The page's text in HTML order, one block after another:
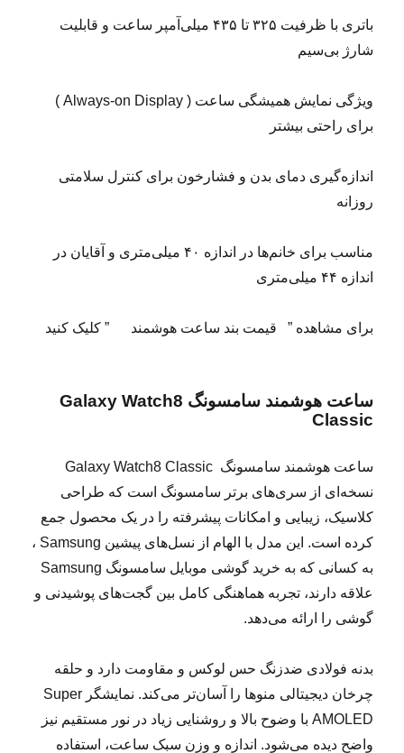
باتری با ظرفیت ۳۲۵ تا ۴۳۵ میلی‌آمپر ساعت و قابلیت
شارژ بی‌سیم
ویژگی نمایش همیشگی ساعت ( Always-on Display )
برای راحتی بیشتر
اندازه‌گیری دمای بدن و فشارخون برای کنترل سلامتی
روزانه
مناسب برای خانم‌ها در اندازه ۴۰ میلی‌متری و آقایان در
اندازه ۴۴ میلی‌متری
برای مشاهده ” قیمت بند ساعت هوشمند ” کلیک کنید
ساعت هوشمند سامسونگ Galaxy Watch8
Classic
ساعت هوشمند سامسونگ Galaxy Watch8 Classic
نسخه‌ای از سری‌های برتر سامسونگ است که طراحی
کلاسیک، زیبایی و امکانات پیشرفته را در یک محصول جمع
کرده است. این مدل با الهام از نسل‌های پیشین Samsung ،
به کسانی که به خرید گوشی موبایل سامسونگ Samsung
علاقه دارند، تجربه هماهنگی کامل بین گجت‌های پوشیدنی و
گوشی را ارائه می‌دهد.
بدنه فولادی ضدزنگ حس لوکس و مقاومت دارد و حلقه
چرخان دیجیتالی منوها را آسان‌تر می‌کند. نمایشگر Super
AMOLED با وضوح بالا و روشنایی زیاد در نور مستقیم نیز
واضح دیده می‌شود. اندازه و وزن سبک ساعت، استفاده